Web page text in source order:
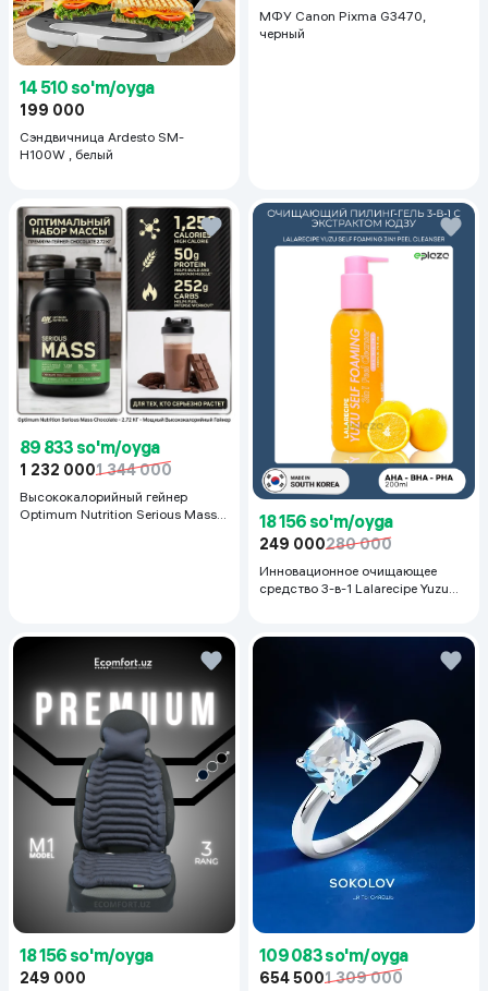
14 510 so'm/oyga
199 000
Сэндвичница Ardesto SM-
H100W , белый
МФУ Canon Pixma G3470,
черный
89 833 so'm/oyga
1 232 0001 344 000
Высококалорийный гейнер
Optimum Nutrition Serious Mass,
18 156 so'm/oyga
249 000280 000
Инновационное очищающее
средство 3-в-1 Lalarecipe Yuzu
18 156 so'm/oyga
249 000
109 083 so'm/oyga
654 5001 309 000